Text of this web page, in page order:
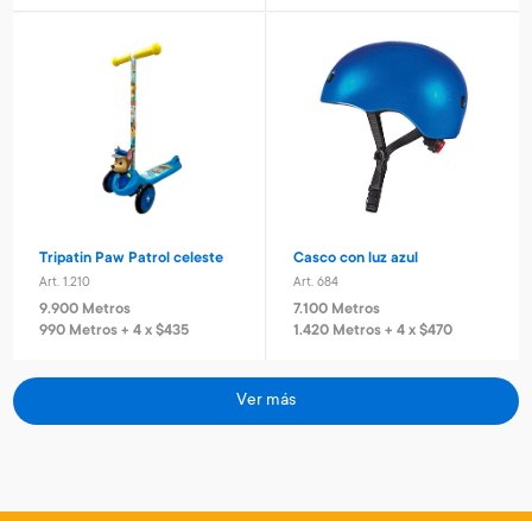
Tripatin Paw Patrol celeste
Art. 1.210
9.900 Metros
990 Metros + 4 x $435
Casco con luz azul
Art. 684
7.100 Metros
1.420 Metros + 4 x $470
Ver más